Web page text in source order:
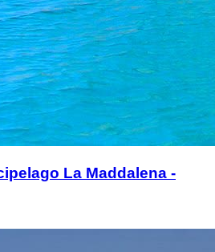
La Maddalena -